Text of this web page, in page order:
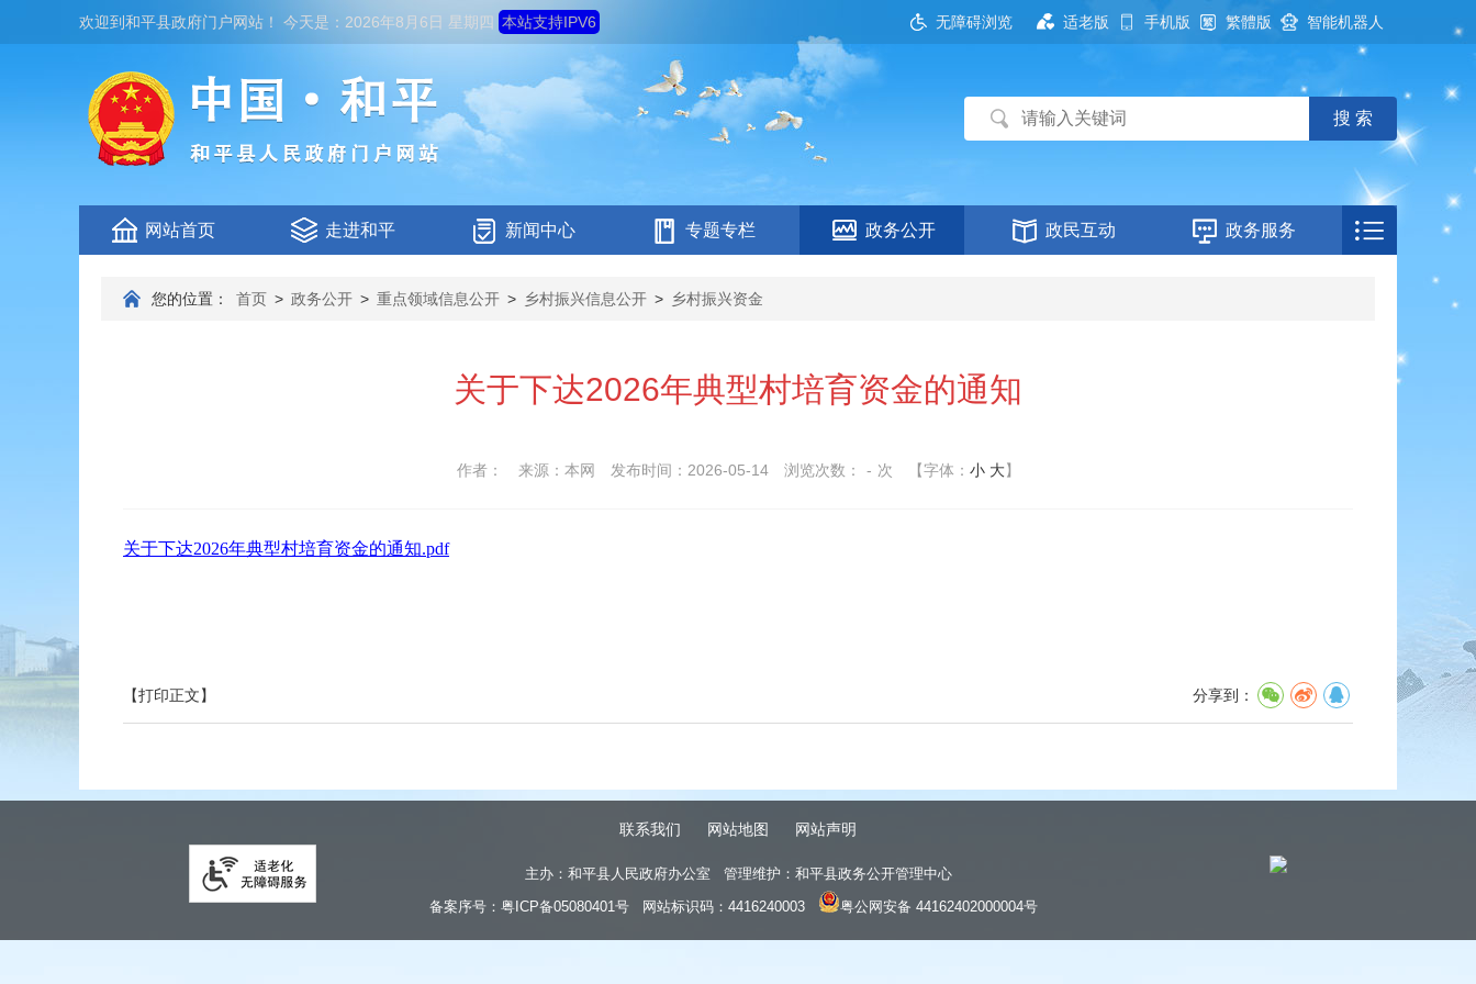
欢迎到和平县政府门户网站 ！ 今天是： 2026年8月6日 星期四 本站支持IPV6 无障碍浏览 适老版 手机版 繁體版 智能机器人
网站首页 走进和平 新闻中心 专题专栏 政务公开 政民互动 政务服务
您的位置： 首页 > 政务公开 > 重点领域信息公开 > 乡村振兴信息公开 > 乡村振兴资金
关于下达2026年典型村培育资金的通知
作者： 来源：本网 发布时间：2026-05-14 浏览次数： - 次 【字体： 小 大】
关于下达2026年典型村培育资金的通知.pdf
分享到：
【打印正文】
联系我们 网站地图 网站声明
主办：和平县人民政府办公室 管理维护：和平县政务公开管理中心
备案序号： 粤ICP备05080401号 网站标识码：4416240003 粤公网安备 44162402000004号